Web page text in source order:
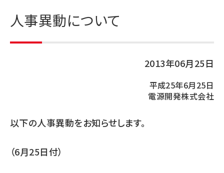
人事異動について
2013年06月25日
平成25年6月25日
電源開発株式会社
以下の人事異動をお知らせします。
（6月25日付）